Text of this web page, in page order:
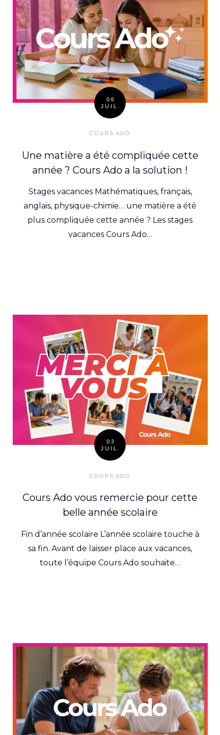
06
JUIL.
COURS ADO
Une matière a été compliquée cette
année ? Cours Ado a la solution !
Stages vacances Mathématiques, français,
anglais, physique-chimie… une matière a été
plus compliquée cette année ? Les stages
vacances Cours Ado…
03
JUIL.
COURS ADO
Cours Ado vous remercie pour cette
belle année scolaire
Fin d’année scolaire L’année scolaire touche à
sa fin. Avant de laisser place aux vacances,
toute l’équipe Cours Ado souhaite…